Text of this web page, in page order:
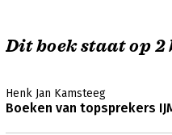
Dit boek staat op 2
Henk Jan Kamsteeg
Boeken van topsprekers